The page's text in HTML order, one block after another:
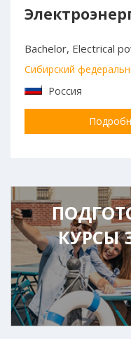
Bachelor, Electrical
Сибирский
Россия
КУРСЫ